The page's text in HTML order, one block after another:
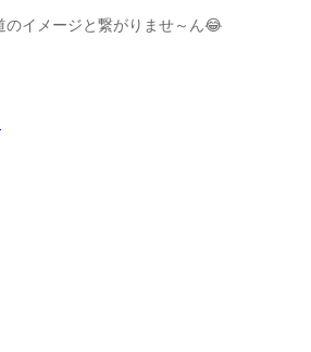
のイメージと繋がりませ～ん😂